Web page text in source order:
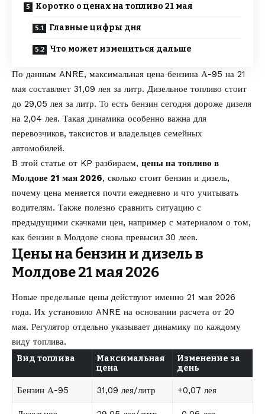
Коротко о ценах на топливо 21 мая
Главные цифры дня
Что может измениться дальше
По данным ANRE, максимальная цена бензина А-95 на 21
мая составляет 31,09 лея за литр. Дизельное топливо стоит
до 29,05 лея за литр. То есть бензин сегодня дороже дизеля
на 2,04 лея. Такая динамика особенно важна для
перевозчиков, таксистов и владельцев семейных
автомобилей.
В этой статье от KP разбираем, цены на топливо в
Молдове 21 мая 2026, сколько стоит бензин и дизель,
почему цена меняется почти ежедневно и что учитывать
водителям. Также полезно сравнить ситуацию с
предыдущими скачками цен, например с материалом о том,
как бензин в Молдове снова превысил 30 леев.
Цены на бензин и дизель в
Молдове 21 мая 2026
Новые предельные цены действуют именно 21 мая 2026
года. Их установило ANRE на основании расчета от 20
мая. Регулятор отдельно указывает динамику по каждому
виду топлива.
Вид топлива
Максимальная
цена
Изменение за
день
Бензин А-95 31,09 лея/литр +0,07 лея